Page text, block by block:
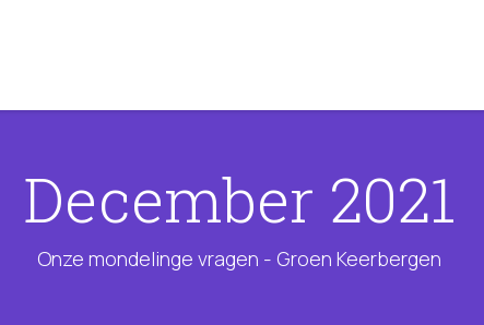
December 2021
Onze mondelinge vragen - Groen Keerbergen